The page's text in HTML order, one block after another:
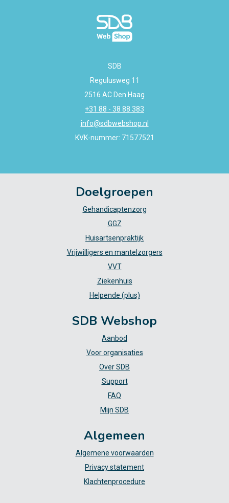
SDB
Regulusweg 11
2516 AC Den Haag
+31 88 - 38 88 383
info@sdbwebshop.nl
KVK-nummer: 71577521
Doelgroepen
Gehandicaptenzorg
GGZ
Huisartsenpraktijk
Vrijwilligers en mantelzorgers
VVT
Ziekenhuis
Helpende (plus)
SDB Webshop
Aanbod
Voor organisaties
Over SDB
Support
FAQ
Mijn SDB
Algemeen
Algemene voorwaarden
Privacy statement
Klachtenprocedure